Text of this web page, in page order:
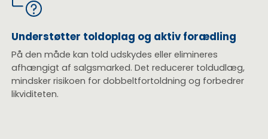
Understøtter toldoplag og aktiv forædling
På den måde kan told udskydes eller elimineres
afhængigt af salgsmarked. Det reducerer toldudlæg,
mindsker risikoen for dobbeltfortoldning og forbedrer
likviditeten.